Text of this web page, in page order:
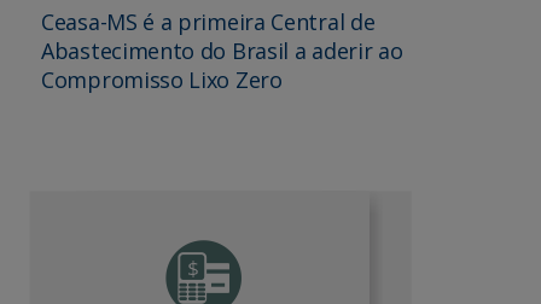
Ceasa-MS é a primeira Central de
Abastecimento do Brasil a aderir ao
Compromisso Lixo Zero